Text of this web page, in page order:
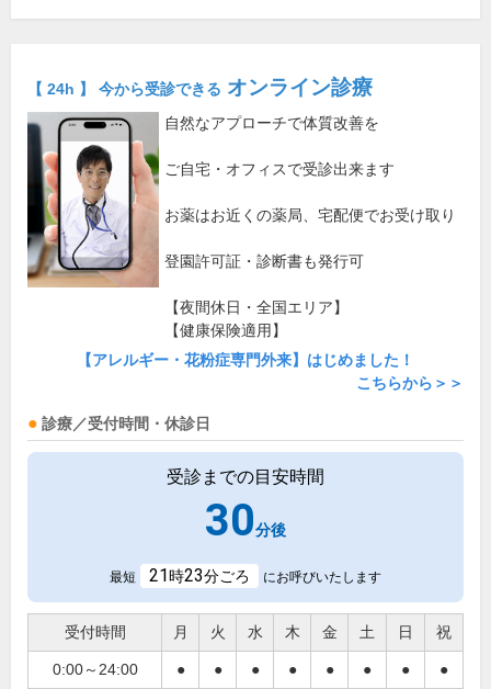
【 24h 】 今から受診できる オンライン診療
自然なアプローチで体質改善を
ご自宅・オフィスで受診出来ます
お薬はお近くの薬局、宅配便でお受け取り
登園許可証・診断書も発行可
【夜間休日・全国エリア】
【健康保険適用】
【アレルギー・花粉症専門外来】はじめました！
こちらから＞＞
診療／受付時間・休診日
受診までの目安時間
30分後
最短 21時23分ごろ にお呼びいたします
受付時間 月 火 水 木 金 土 日 祝
0:00～24:00 ● ● ● ● ● ● ● ●